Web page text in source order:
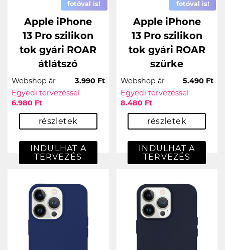
fotóval is!
Apple iPhone
13 Pro szilikon
tok gyári ROAR
átlátszó
Webshop ár
3.990 Ft
Egyedi tervezéssel
6.980 Ft
részletek
INDULHAT A
TERVEZÉS
fotóval is!
Apple iPhone
13 Pro szilikon
tok gyári ROAR
szürke
Webshop ár
5.490 Ft
Egyedi tervezéssel
8.480 Ft
részletek
INDULHAT A
TERVEZÉS